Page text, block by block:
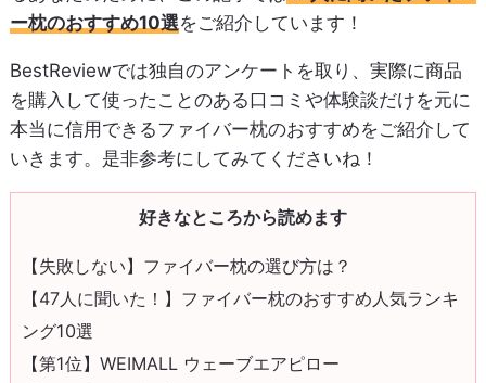
ー枕のおすすめ10選をご紹介しています！
BestReviewでは独自のアンケートを取り、実際に商品
を購入して使ったことのある口コミや体験談だけを元に
本当に信用できるファイバー枕のおすすめをご紹介して
いきます。是非参考にしてみてくださいね！
好きなところから読めます
【失敗しない】ファイバー枕の選び方は？
【47人に聞いた！】ファイバー枕のおすすめ人気ランキ
ング10選
【第1位】WEIMALL ウェーブエアピロー